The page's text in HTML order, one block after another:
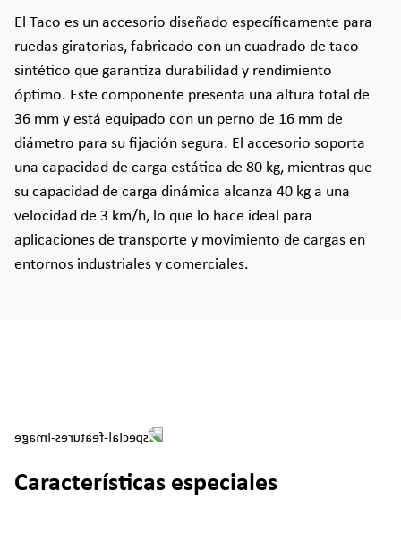
El Taco es un accesorio diseñado específicamente para
ruedas giratorias, fabricado con un cuadrado de taco
sintético que garantiza durabilidad y rendimiento
óptimo. Este componente presenta una altura total de
36 mm y está equipado con un perno de 16 mm de
diámetro para su fijación segura. El accesorio soporta
una capacidad de carga estática de 80 kg, mientras que
su capacidad de carga dinámica alcanza 40 kg a una
velocidad de 3 km/h, lo que lo hace ideal para
aplicaciones de transporte y movimiento de cargas en
entornos industriales y comerciales.
Características especiales